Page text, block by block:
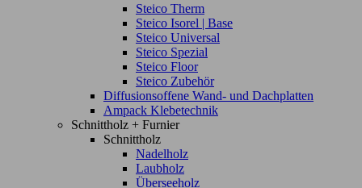
Steico Therm
Steico Isorel | Base
Steico Universal
Steico Spezial
Steico Floor
Steico Zubehör
Diffusionsoffene Wand- und Dachplatten
Ampack Klebetechnik
Schnittholz + Furnier
Schnittholz
Nadelholz
Laubholz
Überseeholz